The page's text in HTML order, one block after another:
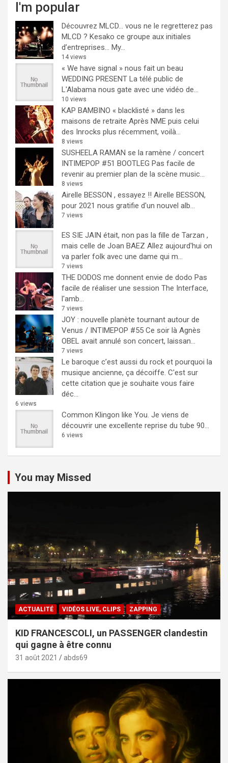
I'm popular
Découvrez MLCD… vous ne le regretterez pas
MLCD ? Kesako ce groupe aux initiales
d’entreprises… My...
14 views
« We have signal » nous fait un beau
WEDDING PRESENT La télé public de
L'Alabama nous gate avec une vidéo de...
10 views
KAP BAMBINO « blacklisté » dans les
maisons de retraite Après NME puis celui
des Inrocks plus récemment, voilà...
8 views
SUSHEELA RAMAN se la ramène / concert
INTIMEPOP #51 BOOTLEG Pas facile de
revenir au premier plan de la scène music...
8 views
Airelle BESSON , essayez !! Airelle BESSON,
pour 2021 nous gratifie d'un nouvel alb...
7 views
ES SIE JAIN était, non pas la fille de Tarzan ,
mais celle de Joan BAEZ Allez aujourd'hui on
va parler folk avec une dame qui m...
7 views
THE DODOS me donnent envie de dodo Pas
facile de réaliser une session The Interface,
l'amb...
7 views
JOY : nouvelle planète tournant autour de
Venus / INTIMEPOP #55 Ce soir là Agnès
OBEL avait annulé son concert, laissan...
7 views
Le baroque c’est aussi du rock et pourquoi la
musique ancienne, ça décoiffe. C'est sur
cette citation que je souhaite vous faire
déc...
6 views
Common Klingon like You. Je viens de
découvrir une excellente reprise du tube 90...
6 views
You may Missed
ACTUALITÉ VIDÉOS LIVE, CLIPS ZAPPING
KID FRANCESCOLI, un PASSENGER clandestin
qui gagne à être connu
31 août 2021 abds69